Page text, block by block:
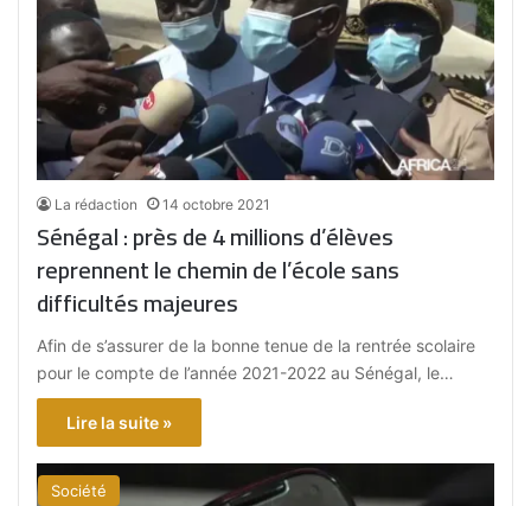
La rédaction 14 octobre 2021
Sénégal : près de 4 millions d’élèves
reprennent le chemin de l’école sans
difficultés majeures
Afin de s’assurer de la bonne tenue de la rentrée scolaire
pour le compte de l’année 2021-2022 au Sénégal, le…
Lire la suite »
Société